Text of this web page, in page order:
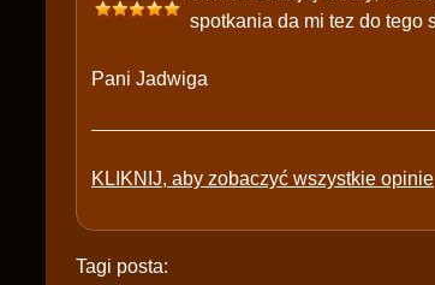
spotkania da mi tez do tego
Pani Jadwiga
KLIKNIJ, aby zobaczyć wszystkie opinie
Tagi posta: